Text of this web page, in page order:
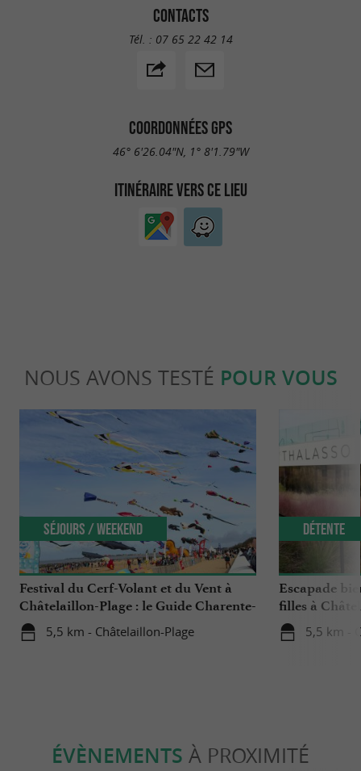
CONTACTS
Tél. : 07 65 22 42 14
COORDONNÉES GPS
46° 6'26.04"N, 1° 8'1.79"W
ITINÉRAIRE VERS CE LIEU
NOUS AVONS TESTÉ POUR VOUS
Festival du Cerf-Volant et du Vent à
Châtelaillon-Plage : le Guide Charente-
Maritime a testé pour vous !
5,5 km - Châtelaillon-Plage
Séjours / Weekend
Escapade
filles à
5,5 km -
Détente
ÉVÈNEMENTS À PROXIMITÉ